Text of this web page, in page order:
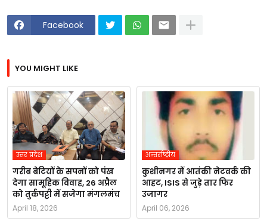
Facebook
YOU MIGHT LIKE
उत्तर प्रदेश
गरीब बेटियों के सपनों को पंख
देगा सामूहिक विवाह, 26 अप्रैल
को तुर्कपट्टी में सजेगा मंगलमंच
April 18, 2026
अन्तर्राष्ट्रीय
कुशीनगर में आतंकी नेटवर्क की
आहट, ISIS से जुड़े तार फिर
उजागर
April 06, 2026